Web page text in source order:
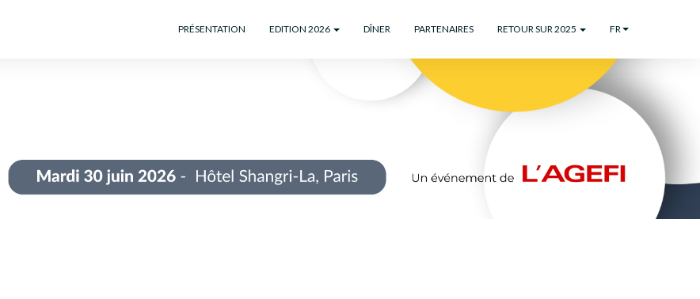
PRÉSENTATION EDITION 2026 DÎNER PARTENAIRES RETOUR SUR 2025 FR